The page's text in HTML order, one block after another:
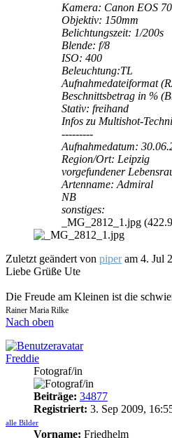
Kamera: Canon EOS
Objektiv: 150mm
Belichtungszeit: 1/200s
Blende: f/8
ISO: 400
Beleuchtung:TL
Aufnahmedateiformat
Beschnittsbetrag in %
Stativ: freihand
Infos zu Multishot-
---------
Aufnahmedatum:
Region/Ort: Leipzig
vorgefundener
Artenname: Admiral
NB
sonstiges:
_MG_2812_1.jpg
Zuletzt geändert von piperam 4. Jul
Liebe Grüße Ute
Die Freude am Kleinen ist die
Rainer Maria Rilke
Nach oben
Freddie
Fotograf/in
Beiträge: 34877
Registriert: 3. Sep 2009,
alle Bilder
Vorname: Friedhelm